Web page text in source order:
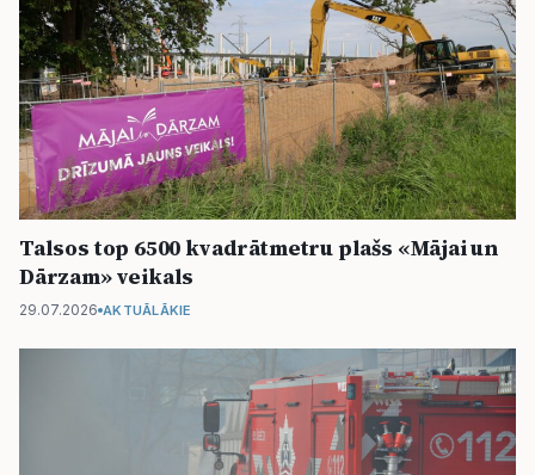
Talsos top 6500 kvadrātmetru plašs «Mājai un
Dārzam» veikals
29.07.2026 AKTUĀLĀKIE